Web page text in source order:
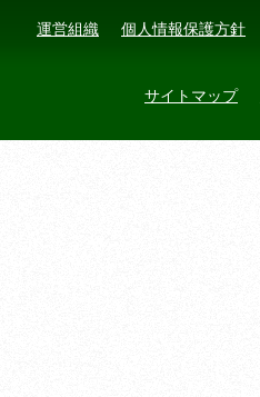
運営組織 個人情報保護方針
サイトマップ